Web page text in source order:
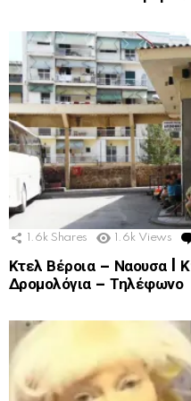
1.6k Shares 1.6k Views
Κτελ Βέροια – Ναουσα
Δρομολόγια – Τηλέφωνο